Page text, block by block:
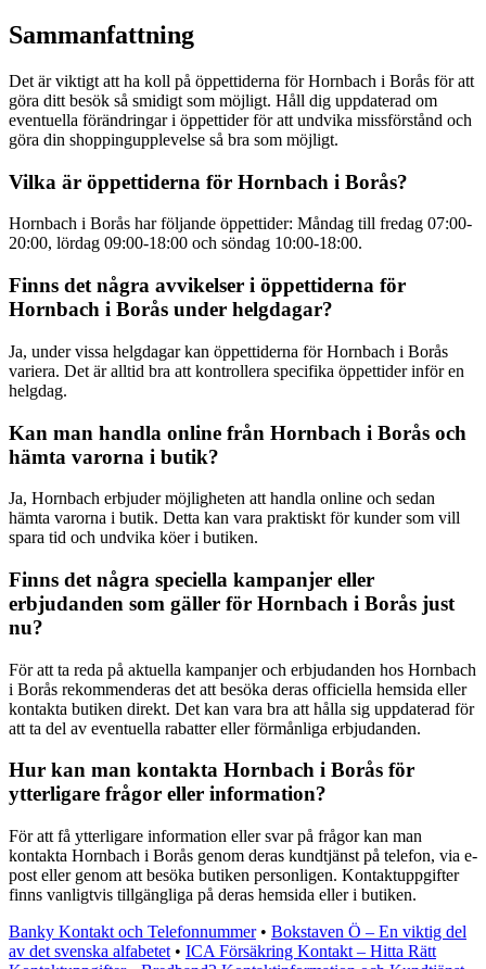
Sammanfattning
Det är viktigt att ha koll på öppettiderna för Hornbach i Borås för att
göra ditt besök så smidigt som möjligt. Håll dig uppdaterad om
eventuella förändringar i öppettider för att undvika missförstånd och
göra din shoppingupplevelse så bra som möjligt.
Vilka är öppettiderna för Hornbach i Borås?
Hornbach i Borås har följande öppettider: Måndag till fredag 07:00-
20:00, lördag 09:00-18:00 och söndag 10:00-18:00.
Finns det några avvikelser i öppettiderna för
Hornbach i Borås under helgdagar?
Ja, under vissa helgdagar kan öppettiderna för Hornbach i Borås
variera. Det är alltid bra att kontrollera specifika öppettider inför en
helgdag.
Kan man handla online från Hornbach i Borås och
hämta varorna i butik?
Ja, Hornbach erbjuder möjligheten att handla online och sedan
hämta varorna i butik. Detta kan vara praktiskt för kunder som vill
spara tid och undvika köer i butiken.
Finns det några speciella kampanjer eller
erbjudanden som gäller för Hornbach i Borås just
nu?
För att ta reda på aktuella kampanjer och erbjudanden hos Hornbach
i Borås rekommenderas det att besöka deras officiella hemsida eller
kontakta butiken direkt. Det kan vara bra att hålla sig uppdaterad för
att ta del av eventuella rabatter eller förmånliga erbjudanden.
Hur kan man kontakta Hornbach i Borås för
ytterligare frågor eller information?
För att få ytterligare information eller svar på frågor kan man
kontakta Hornbach i Borås genom deras kundtjänst på telefon, via e-
post eller genom att besöka butiken personligen. Kontaktuppgifter
finns vanligtvis tillgängliga på deras hemsida eller i butiken.
Banky Kontakt och Telefonnummer• Bokstaven Ö – En viktig del
av det svenska alfabetet • ICA Försäkring Kontakt – Hitta Rätt